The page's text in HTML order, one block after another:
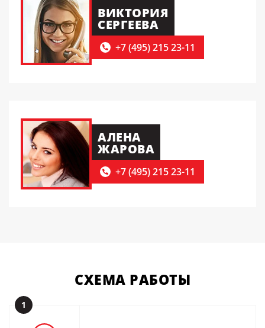
ВИКТОРИЯ
СЕРГЕЕВА
+7 (495) 215 23-11
АЛЕНА
ЖАРОВА
+7 (495) 215 23-11
СХЕМА РАБОТЫ
1